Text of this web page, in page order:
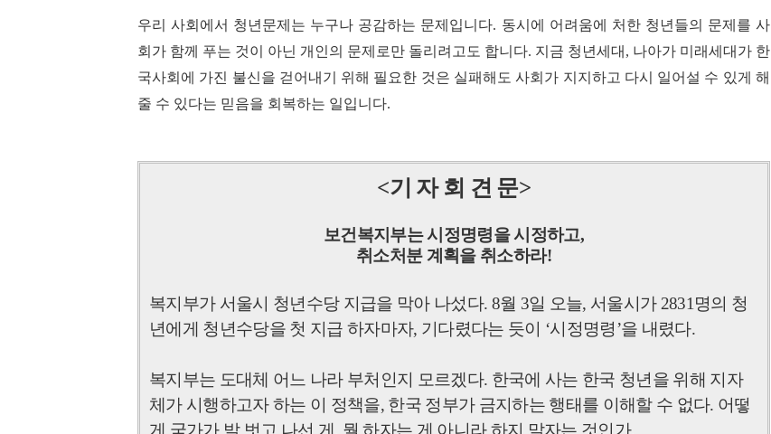
우리 사회에서 청년문제는 누구나 공감하는 문제입니다. 동시에 어려움에 처한 청년들의 문제를 사
회가 함께 푸는 것이 아닌 개인의 문제로만 돌리려고도 합니다. 지금 청년세대, 나아가 미래세대가 한
국사회에 가진 불신을 걷어내기 위해 필요한 것은 실패해도 사회가 지지하고 다시 일어설 수 있게 해
줄 수 있다는 믿음을 회복하는 일입니다.
<기 자 회 견 문>
보건복지부는 시정명령을 시정하고,
취소처분 계획을 취소하라!
복지부가 서울시 청년수당 지급을 막아 나섰다. 8월 3일 오늘, 서울시가 2831 명의 청
년에게 청년수당을 첫 지급 하자마자, 기다렸다는 듯이 ‘시정명령’을 내렸다.
복지부는 도대체 어느 나라 부처인지 모르겠다. 한국에 사는 한국 청년을 위해 지자
체가 시행하고자 하는 이 정책을, 한국 정부가 금지하는 행태를 이해할 수 없다. 어떻
게 국가가 발 벗고 나선 게 , 뭘 하자는 게 아니라 하지 말자는 것인가.